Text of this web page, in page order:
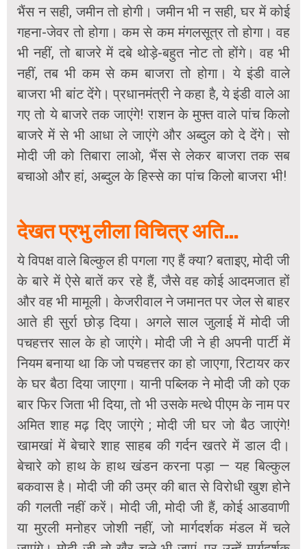
भैंस न सही, जमीन तो होगी। जमीन भी न सही, घर में कोई
गहना-जेवर तो होगा। कम से कम मंगलसूत्र तो होगा। वह
भी नहीं, तो बाजरे में दबे थोड़े-बहुत नोट तो होंगे। वह भी
नहीं, तब भी कम से कम बाजरा तो होगा। ये इंडी वाले
बाजरा भी बांट देंगे। प्रधानमंत्री ने कहा है, ये इंडी वाले आ
गए तो ये बाजरे तक जाएंगे! राशन के मुफ्त वाले पांच किलो
बाजरे में से भी आधा ले जाएंगे और अब्दुल को दे देंगे। सो
मोदी जी को तिबारा लाओ, भैंस से लेकर बाजरा तक सब
बचाओ और हां, अब्दुल के हिस्से का पांच किलो बाजरा भी!
देखत प्रभु लीला विचित्र अति…
ये विपक्ष वाले बिल्कुल ही पगला गए हैं क्या? बताइए, मोदी जी
के बारे में ऐसे बातें कर रहे हैं, जैसे वह कोई आदमजात हों
और वह भी मामूली। केजरीवाल ने जमानत पर जेल से बाहर
आते ही सुर्रा छोड़ दिया। अगले साल जुलाई में मोदी जी
पचहत्तर साल के हो जाएंगे। मोदी जी ने ही अपनी पार्टी में
नियम बनाया था कि जो पचहत्तर का हो जाएगा, रिटायर कर
के घर बैठा दिया जाएगा। यानी पब्लिक ने मोदी जी को एक
बार फिर जिता भी दिया, तो भी उसके मत्थे पीएम के नाम पर
अमित शाह मढ़ दिए जाएंगे ; मोदी जी घर जो बैठ जाएंगे!
खामखां में बेचारे शाह साहब की गर्दन खतरे में डाल दी।
बेचारे को हाथ के हाथ खंडन करना पड़ा — यह बिल्कुल
बकवास है। मोदी जी की उम्र की बात से विरोधी खुश होने
की गलती नहीं करें। मोदी जी, मोदी जी हैं, कोई आडवाणी
या मुरली मनोहर जोशी नहीं, जो मार्गदर्शक मंडल में चले